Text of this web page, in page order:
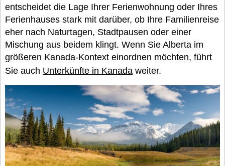
entscheidet die Lage Ihrer Ferienwohnung oder Ihres
Ferienhauses stark mit darüber, ob Ihre Familienreise
eher nach Naturtagen, Stadtpausen oder einer
Mischung aus beidem klingt. Wenn Sie Alberta im
größeren Kanada-Kontext einordnen möchten, führt
Sie auch Unterkünfte in Kanada weiter.